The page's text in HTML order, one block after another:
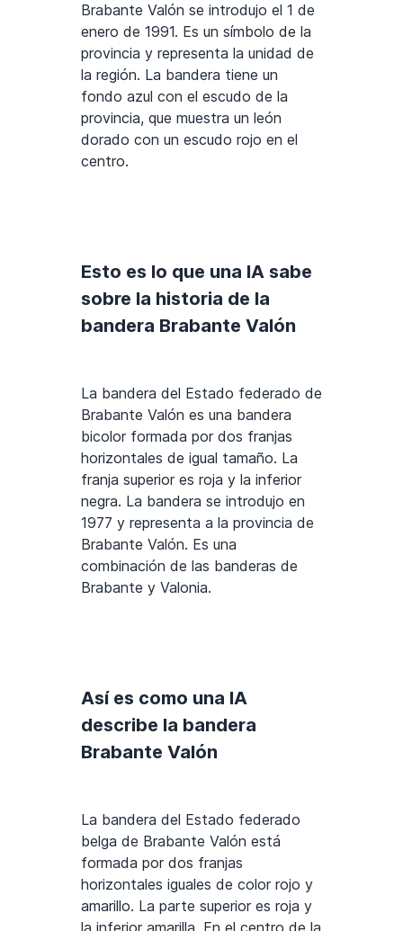
Brabante Valón se introdujo el 1 de
enero de 1991. Es un símbolo de la
provincia y representa la unidad de
la región. La bandera tiene un
fondo azul con el escudo de la
provincia, que muestra un león
dorado con un escudo rojo en el
centro.
Esto es lo que una IA sabe
sobre la historia de la
bandera Brabante Valón
La bandera del Estado federado de
Brabante Valón es una bandera
bicolor formada por dos franjas
horizontales de igual tamaño. La
franja superior es roja y la inferior
negra. La bandera se introdujo en
1977 y representa a la provincia de
Brabante Valón. Es una
combinación de las banderas de
Brabante y Valonia.
Así es como una IA
describe la bandera
Brabante Valón
La bandera del Estado federado
belga de Brabante Valón está
formada por dos franjas
horizontales iguales de color rojo y
amarillo. La parte superior es roja y